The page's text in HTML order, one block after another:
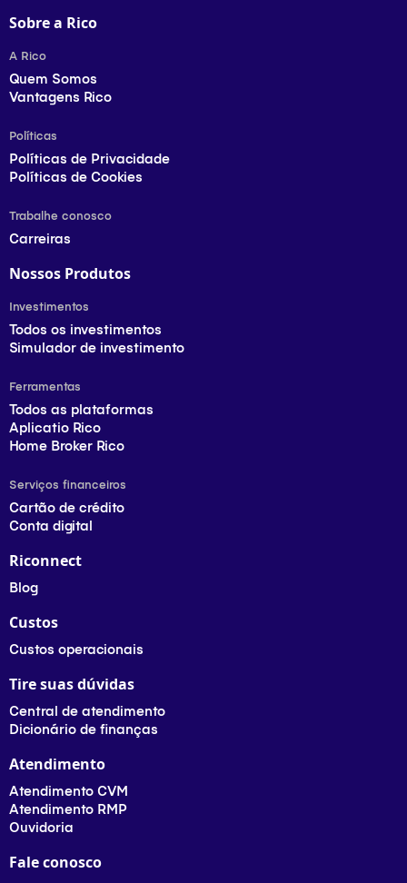
Sobre a Rico
A Rico
Quem Somos
Vantagens Rico
Políticas
Políticas de Privacidade
Políticas de Cookies
Trabalhe conosco
Carreiras
Nossos Produtos
Investimentos
Todos os investimentos
Simulador de investimento
Ferramentas
Todos as plataformas
Aplicatio Rico
Home Broker Rico
Serviços financeiros
Cartão de crédito
Conta digital
Riconnect
Blog
Custos
Custos operacionais
Tire suas dúvidas
Central de atendimento
Dicionário de finanças
Atendimento
Atendimento CVM
Atendimento RMP
Ouvidoria
Fale conosco